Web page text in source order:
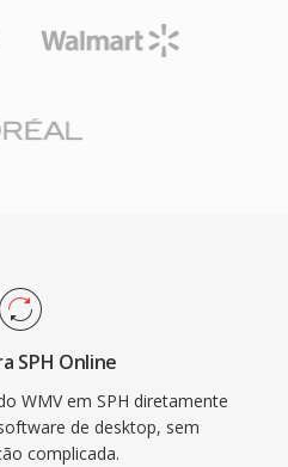
SPH Online
WMV em SPH diretamente
de desktop, sem
complicada.